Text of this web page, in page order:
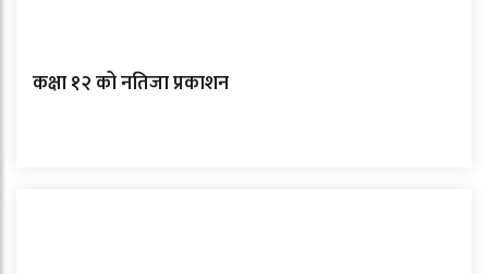
कक्षा १२ को नतिजा प्रकाशन